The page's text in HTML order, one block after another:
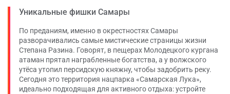
Уникальные фишки Самары
По преданиям, именно в окрестностях Самары
разворачивались самые мистические страницы жизни
Степана Разина. Говорят, в пещерах Молодецкого кургана
атаман прятал награбленные богатства, а у волжского
утёса утопил персидскую княжну, чтобы задобрить реку.
Сегодня это территория нацпарка «Самарская Лука»,
идеально подходящая для активного отдыха: устройте